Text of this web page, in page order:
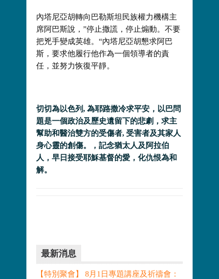
內塔尼亞胡轉向巴勒斯坦民族權力機構主
席阿巴斯說，”停止撒謊，停止煽動。不要
把兇手變成英雄。“內塔尼亞胡懇求阿巴
斯，要求他履行他作為一個領導者的責
任，並努力恢復平靜。
切切為以色列, 為耶路撒冷求平安，以巴問
題是一個政治及歷史遺留下的悲劇，求主
幫助和醫治雙方的受傷者, 受害者及其家人
身心靈的創傷。，記念猶太人及阿拉伯
人，早日接受耶穌基督的愛，化仇恨為和
解。
最新消息
【特別聚會】 8月1日專題講座及祈禱會：